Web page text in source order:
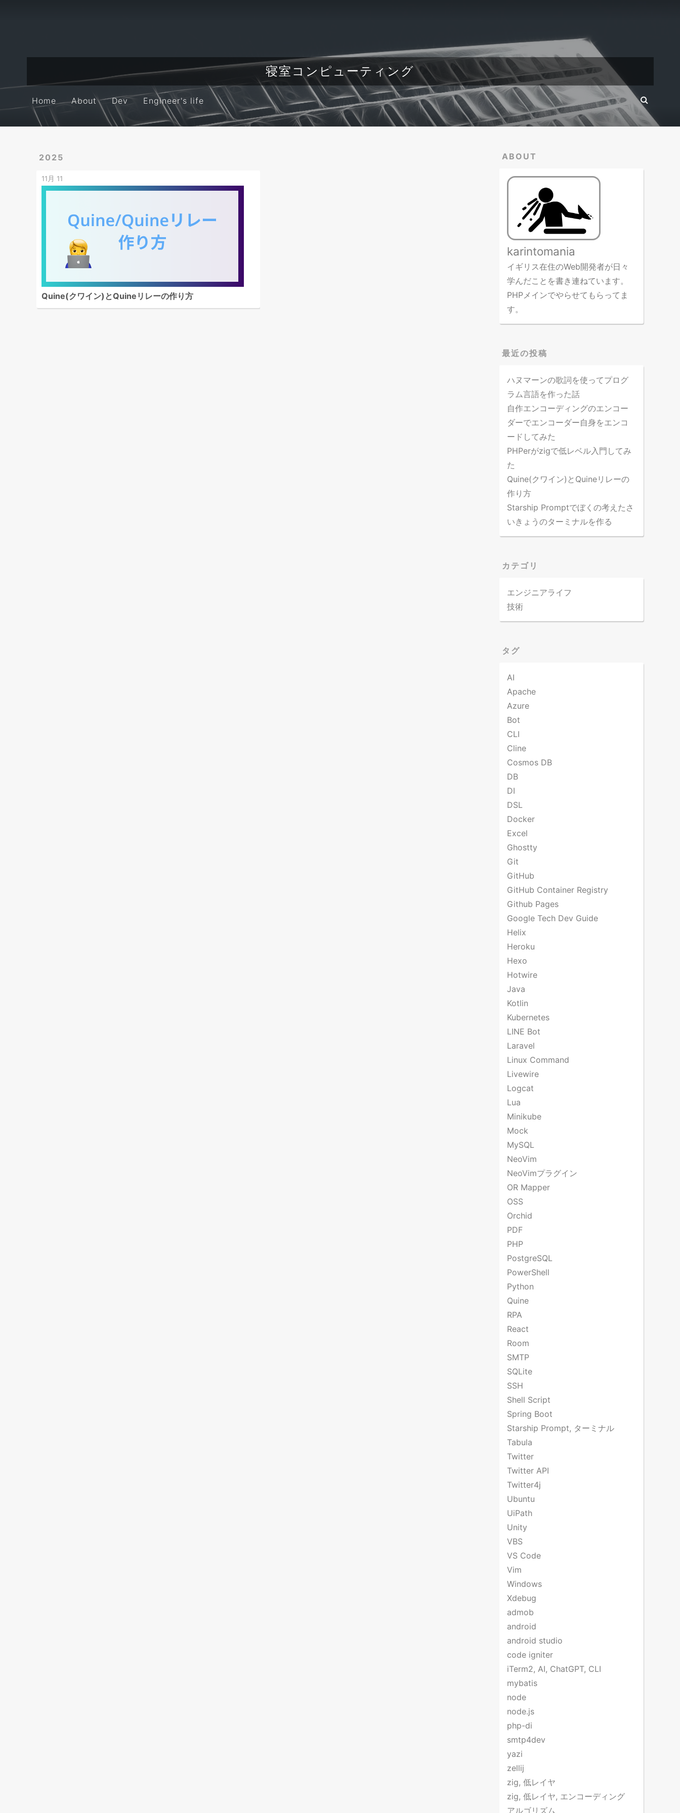
寝室コンピューティング
Home About Dev Engineer's life
2025
11月 11
Quine(クワイン)とQuineリレーの作り方
ABOUT
karintomania
イギリス在住のWeb開発者が日々
学んだことを書き連ねています。
PHPメインでやらせてもらってま
す。
最近の投稿
ハヌマーンの歌詞を使ってプログ
ラム言語を作った話
自作エンコーディングのエンコー
ダーでエンコーダー自身をエンコ
ードしてみた
PHPerがzigで低レベル入門してみ
た
Quine(クワイン)とQuineリレーの
作り方
Starship Promptでぼくの考えたさ
いきょうのターミナルを作る
カテゴリ
エンジニアライフ
技術
タグ
AI
Apache
Azure
Bot
CLI
Cline
Cosmos DB
DB
DI
DSL
Docker
Excel
Ghostty
Git
GitHub
GitHub Container Registry
Github Pages
Google Tech Dev Guide
Helix
Heroku
Hexo
Hotwire
Java
Kotlin
Kubernetes
LINE Bot
Laravel
Linux Command
Livewire
Logcat
Lua
Minikube
Mock
MySQL
NeoVim
NeoVimプラグイン
OR Mapper
OSS
Orchid
PDF
PHP
PostgreSQL
PowerShell
Python
Quine
RPA
React
Room
SMTP
SQLite
SSH
Shell Script
Spring Boot
Starship Prompt, ターミナル
Tabula
Twitter
Twitter API
Twitter4j
Ubuntu
UiPath
Unity
VBS
VS Code
Vim
Windows
Xdebug
admob
android
android studio
code igniter
iTerm2, AI, ChatGPT, CLI
mybatis
node
node.js
php-di
smtp4dev
yazi
zellij
zig, 低レイヤ
zig, 低レイヤ, エンコーディング
アルゴリズム